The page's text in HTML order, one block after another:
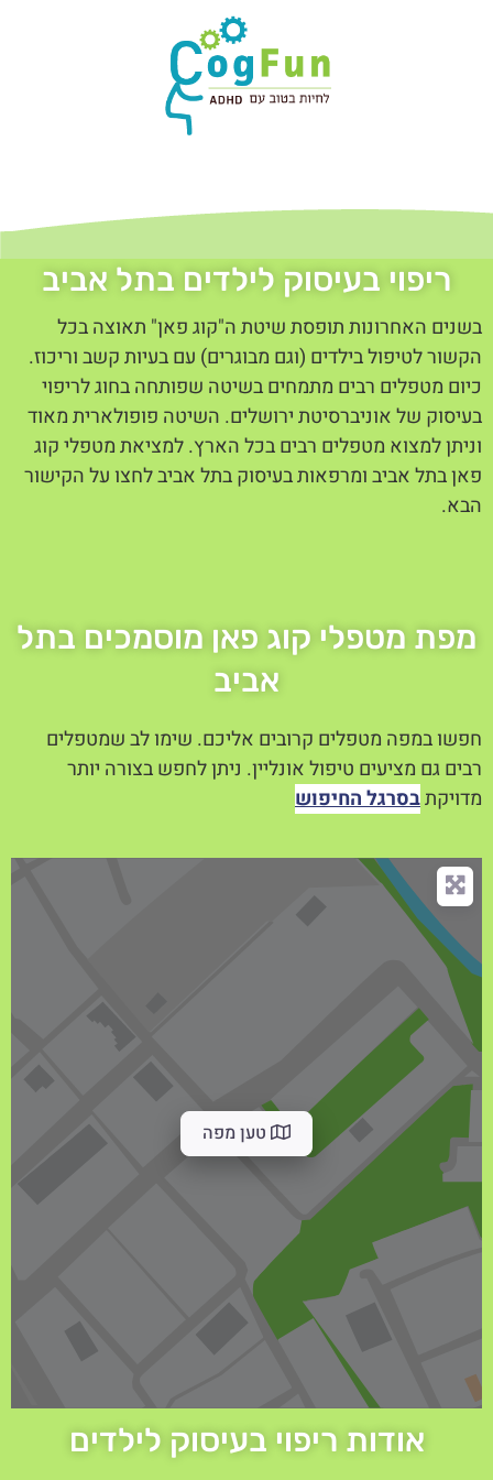
ריפוי בעיסוק לילדים בתל אביב
בשנים האחרונות תופסת שיטת ה"קוג פאן" תאוצה בכל
הקשור לטיפול בילדים (וגם מבוגרים) עם בעיות קשב וריכוז.
כיום מטפלים רבים מתמחים בשיטה שפותחה בחוג לריפוי
בעיסוק של אוניברסיטת ירושלים. השיטה פופולארית מאוד
וניתן למצוא מטפלים רבים בכל הארץ. למציאת מטפלי קוג
פאן בתל אביב ומרפאות בעיסוק בתל אביב לחצו על הקישור
הבא.
מפת מטפלי קוג פאן מוסמכים בתל
אביב
חפשו במפה מטפלים קרובים אליכם. שימו לב שמטפלים
רבים גם מציעים טיפול אונליין. ניתן לחפש בצורה יותר
מדויקתבסרגל החיפוש
טען מפה
אודות ריפוי בעיסוק לילדים